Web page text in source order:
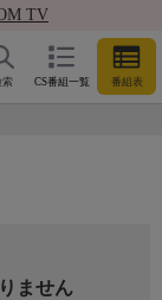
TV
CS番組一覧 番組表
索
ません